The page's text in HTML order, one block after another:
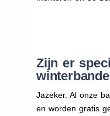
Zijn er
Jazeker. Al onze
en worden gratis